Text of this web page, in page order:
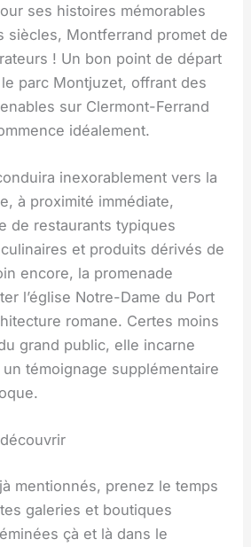
ses histoires mémorables
siècles, Montferrand promet de
! Un bon point de départ
parc Montjuzet, offrant des
sur Clermont-Ferrand
idéalement.
inexorablement vers la
à proximité immédiate,
de restaurants typiques
et produits dérivés de
encore, la promenade
l’église Notre-Dame du Port
romane. Certes moins
grand public, elle incarne
témoignage supplémentaire
mentionnés, prenez le temps
galeries et boutiques
çà et là dans le